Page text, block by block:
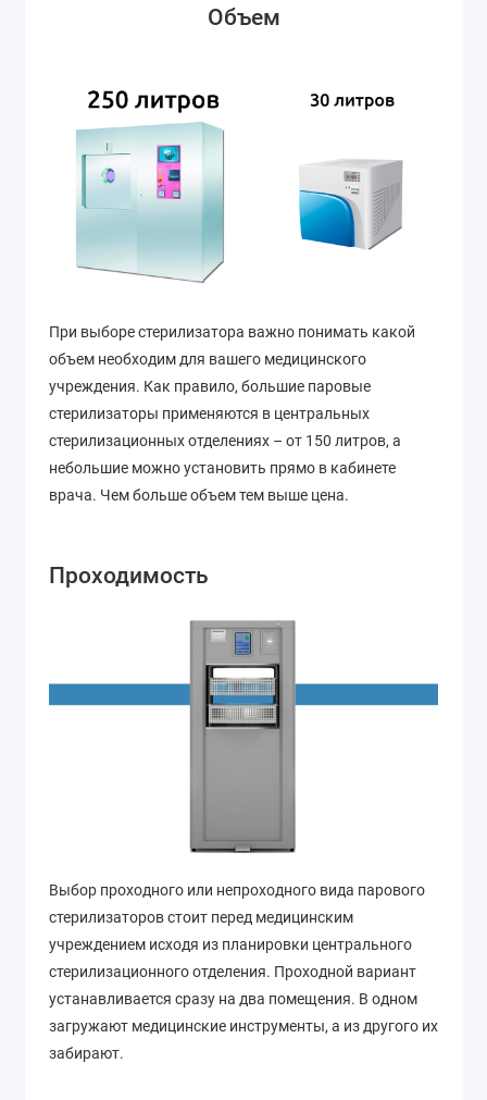
Объем
При выборе стерилизатора важно понимать какой
объем необходим для вашего медицинского
учреждения. Как правило, большие паровые
стерилизаторы применяются в центральных
стерилизационных отделениях – от 150 литров, а
небольшие можно установить прямо в кабинете
врача. Чем больше объем тем выше цена.
Проходимость
Выбор проходного или непроходного вида парового
стерилизаторов стоит перед медицинским
учреждением исходя из планировки центрального
стерилизационного отделения. Проходной вариант
устанавливается сразу на два помещения. В одном
загружают медицинские инструменты, а из другого их
забирают.